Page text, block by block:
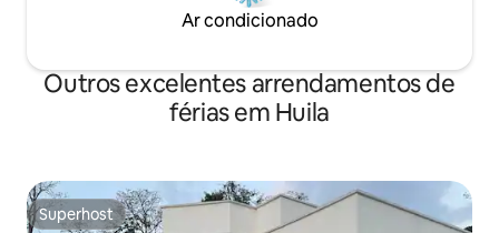
Ar condicionado
Outros excelentes arrendamentos de
férias em Huila
Superhost
Superhost